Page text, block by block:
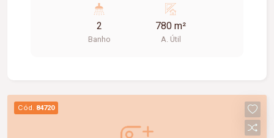
imóvel conta com aproximadamente 780 m² de
vão livre, pé-direito de 10 metros,
proporcionando amplo espaço para
oferecendo uma estrutura completa para atender
às necessidades da sua empresa. Uma
excelente oportunidade para quem busca um
2
Banho
780 m²
A. Útil
Cód. 84720